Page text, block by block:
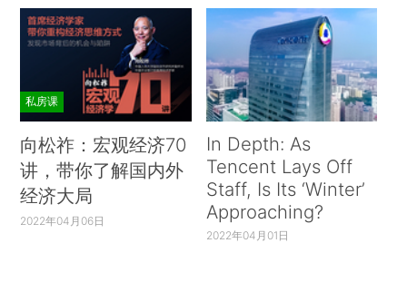
私房课
向松祚：宏观经济70
讲，带你了解国内外
经济大局
2022年04月06日
In Depth: As
Tencent Lays Off
Staff, Is Its ‘Winter’
Approaching?
2022年04月01日